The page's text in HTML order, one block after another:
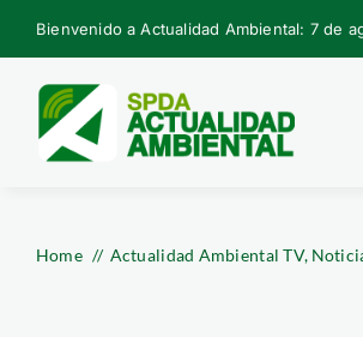
Skip
to
content
Bienvenido a Actualidad Ambiental: 7 de
Home Actualidad Ambiental TV